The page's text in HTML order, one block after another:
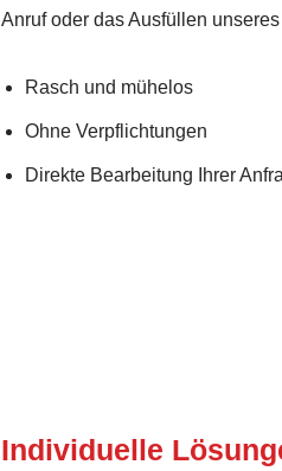
Anruf oder das Ausfüllen
Rasch und mühelos
Ohne Verpflichtungen
Direkte Bearbeitung Ihrer
Individuelle